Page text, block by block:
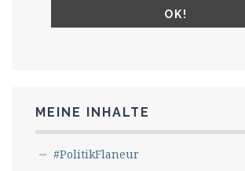
MEINE INHALTE
#PolitikFlaneur